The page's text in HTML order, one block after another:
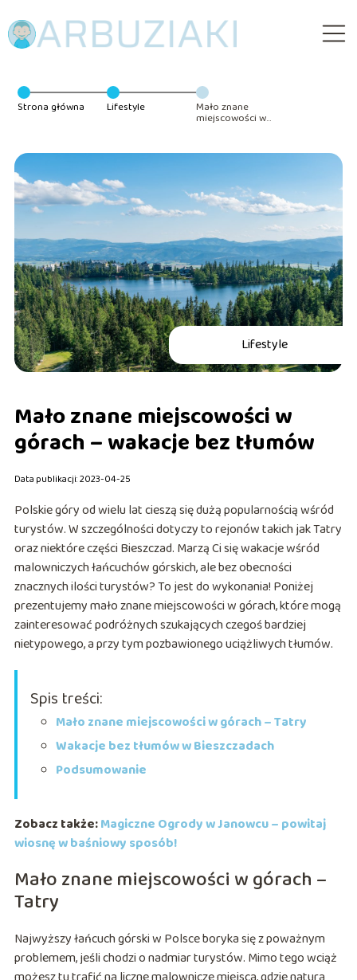
Strona główna Lifestyle Mało znane
miejscowości w
tłumów
Lifestyle
Mało znane miejscowości w
górach – wakacje bez tłumów
Data publikacji: 2023-04-25
Polskie góry od wielu lat cieszą się dużą popularnością wśród
turystów. W szczególności dotyczy to rejonów takich jak Tatry
oraz niektóre części Bieszczad. Marzą Ci się wakacje wśród
malowniczych łańcuchów górskich, ale bez obecności
znacznych ilości turystów? To jest do wykonania! Poniżej
prezentujemy mało znane miejscowości w górach, które mogą
zainteresować podróżnych szukających czegoś bardziej
nietypowego, a przy tym pozbawionego uciążliwych tłumów.
Spis treści:
Mało znane miejscowości w górach – Tatry
Wakacje bez tłumów w Bieszczadach
Podsumowanie
Zobacz także:Magiczne Ogrody w Janowcu – powitaj
wiosnę w baśniowy sposób!
Mało znane miejscowości w górach –
Tatry
Najwyższy łańcuch górski w Polsce boryka się z poważnym
problemem, jeśli chodzi o nadmiar turystów. Mimo tego wciąż